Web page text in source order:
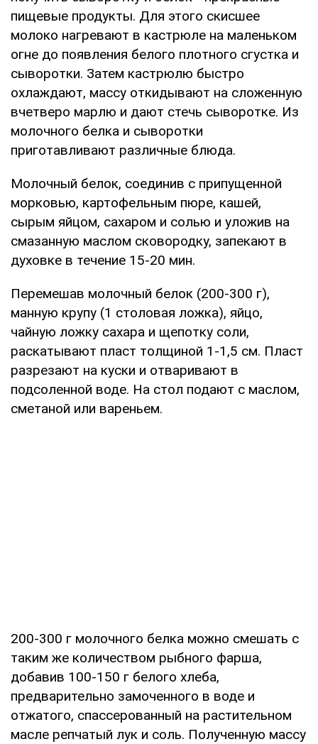
пищевые продукты. Для этого скисшее
молоко нагревают в кастрюле на маленьком
огне до появления белого плотного сгустка и
сыворотки. Затем кастрюлю быстро
охлаждают, массу откидывают на сложенную
вчетверо марлю и дают стечь сыворотке. Из
молочного белка и сыворотки
приготавливают различные блюда.
Молочный белок, соединив с припущенной
морковью, картофельным пюре, кашей,
сырым яйцом, сахаром и солью и уложив на
смазанную маслом сковородку, запекают в
духовке в течение 15-20 мин.
Перемешав молочный белок (200-300 г),
манную крупу (1 столовая ложка), яйцо,
чайную ложку сахара и щепотку соли,
раскатывают пласт толщиной 1-1,5 см. Пласт
разрезают на куски и отваривают в
подсоленной воде. На стол подают с маслом,
сметаной или вареньем.
200-300 г молочного белка можно смешать с
таким же количеством рыбного фарша,
добавив 100-150 г белого хлеба,
предварительно замоченного в воде и
отжатого, спассерованный на растительном
масле репчатый лук и соль. Полученную массу